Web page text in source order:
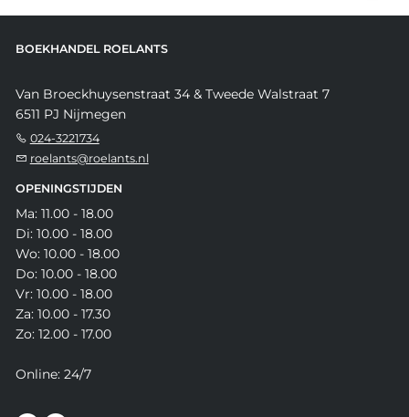
BOEKHANDEL ROELANTS
Van Broeckhuysenstraat 34 & Tweede Walstraat 7
6511 PJ Nijmegen
024-3221734
roelants@roelants.nl
OPENINGSTIJDEN
Ma: 11.00 - 18.00
Di: 10.00 - 18.00
Wo: 10.00 - 18.00
Do: 10.00 - 18.00
Vr: 10.00 - 18.00
Za: 10.00 - 17.30
Zo: 12.00 - 17.00
Online: 24/7